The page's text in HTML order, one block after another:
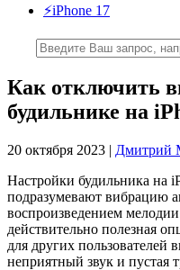
⚡️iPhone 17
Как отключить
будильнике на
20 октября 2023 | Дмитрий
Настройки будильника на
подразумевают вибрацию
воспроизведением
действительно полезная
для других пользователей
неприятный звук и пустая